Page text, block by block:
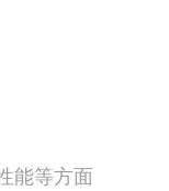
能等方面